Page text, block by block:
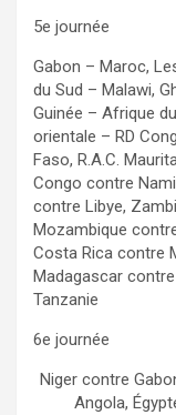
5e journée
Gabon – Maroc,
du Sud – Malawi,
Guinée – Afrique
orientale – RD
Faso, R.A.C.
Congo contre
contre Libye,
Mozambique
Costa Rica contre
Madagascar
Tanzanie
6e journée
Niger contre
Angola,